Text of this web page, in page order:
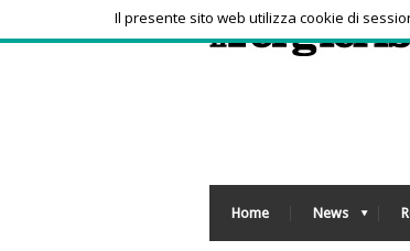
Home News
Il presente sito web utilizza cookie di